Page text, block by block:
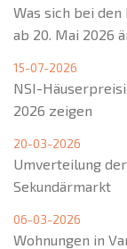
Was sich bei
ab 20. Mai 2026
15-07-2026
NSI-
2026 zeigen
20-03-2026
Umverteilung
Sekundärmarkt
06-03-2026
Wohnungen in